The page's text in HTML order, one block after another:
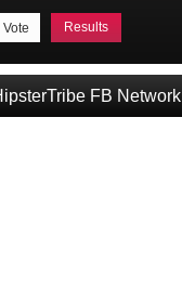
Results
FB Network